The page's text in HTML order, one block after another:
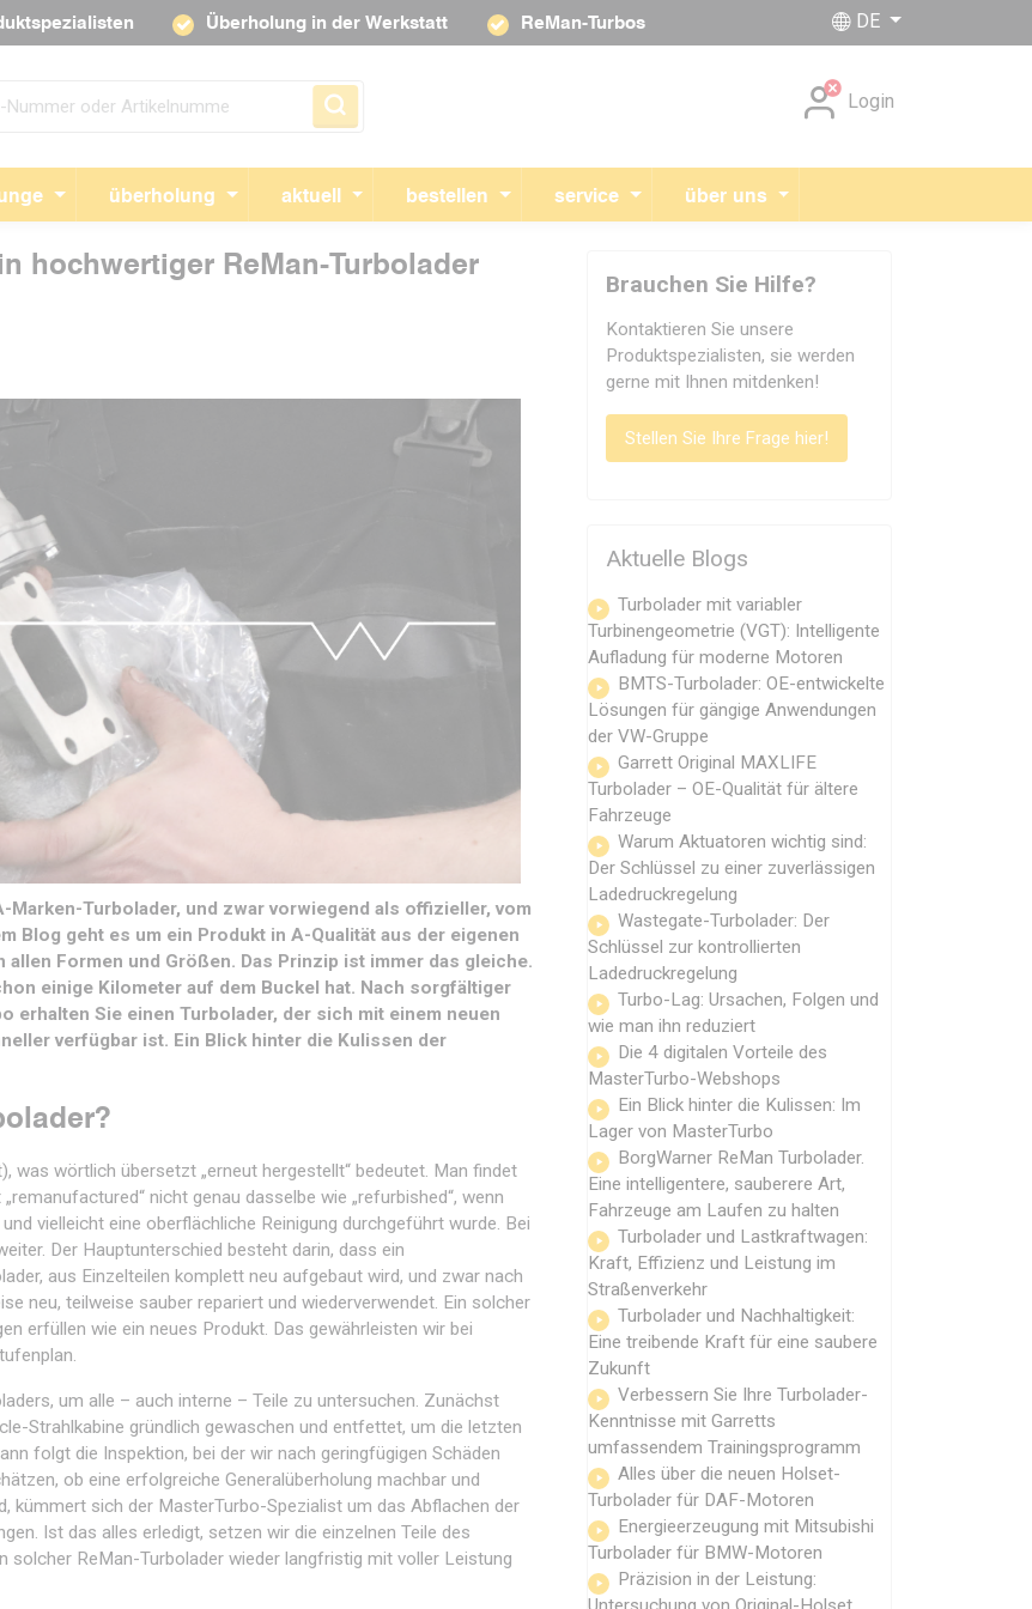
Navigation überspringen
Login
überholung aktuell bestellen service über uns
Überholung in der Werkstatt ReMan-Turbos DE
hochwertiger ReMan-Turbolader
Turbolader, und zwar vorwiegend als offizieller, vom
Blog geht es um ein Produkt in A-Qualität aus der eigenen
Formen und Größen. Das Prinzip ist immer das gleiche.
einige Kilometer auf dem Buckel hat. Nach sorgfältiger
erhalten Sie einen Turbolader, der sich mit einem neuen
verfügbar ist. Ein Blick hinter die Kulissen der
was wörtlich übersetzt „erneut hergestellt“ bedeutet. Man findet
nicht genau dasselbe wie „refurbished“, wenn
vielleicht eine oberflächliche Reinigung durchgeführt wurde. Bei
Der Hauptunterschied besteht darin, dass ein
aus Einzelteilen komplett neu aufgebaut wird, und zwar nach
neu, teilweise sauber repariert und wiederverwendet. Ein solcher
erfüllen wie ein neues Produkt. Das gewährleisten wir bei
um alle – auch interne – Teile zu untersuchen. Zunächst
Strahlkabine gründlich gewaschen und entfettet, um die letzten
folgt die Inspektion, bei der wir nach geringfügigen Schäden
ob eine erfolgreiche Generalüberholung machbar und
kümmert sich der MasterTurbo-Spezialist um das Abflachen der
Ist das alles erledigt, setzen wir die einzelnen Teile des
solcher ReMan-Turbolader wieder langfristig mit voller Leistung
Brauchen Sie Hilfe?
Kontaktieren Sie unsere
Produktspezialisten, sie werden
gerne mit Ihnen mitdenken!
Stellen Sie Ihre Frage hier!
Aktuelle Blogs
Turbolader mit variabler
Turbinengeometrie (VGT): Intelligente
Aufladung für moderne Motoren
BMTS-Turbolader: OE-entwickelte
Lösungen für gängige Anwendungen
der VW-Gruppe
Garrett Original MAXLIFE
Turbolader – OE-Qualität für ältere
Fahrzeuge
Warum Aktuatoren wichtig sind:
Der Schlüssel zu einer zuverlässigen
Ladedruckregelung
Wastegate-Turbolader: Der
Schlüssel zur kontrollierten
Ladedruckregelung
Turbo-Lag: Ursachen, Folgen und
wie man ihn reduziert
Die 4 digitalen Vorteile des
MasterTurbo-Webshops
Ein Blick hinter die Kulissen: Im
Lager von MasterTurbo
BorgWarner ReMan Turbolader.
Eine intelligentere, sauberere Art,
Fahrzeuge am Laufen zu halten
Turbolader und Lastkraftwagen:
Kraft, Effizienz und Leistung im
Straßenverkehr
Turbolader und Nachhaltigkeit:
Eine treibende Kraft für eine saubere
Zukunft
Verbessern Sie Ihre Turbolader-
Kenntnisse mit Garretts
umfassendem Trainingsprogramm
Alles über die neuen Holset-
Turbolader für DAF-Motoren
Energieerzeugung mit Mitsubishi
Turbolader für BMW-Motoren
Präzision in der Leistung: